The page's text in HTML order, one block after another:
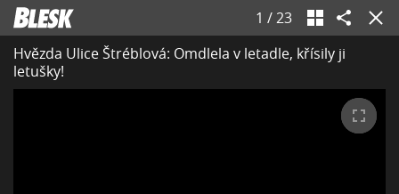
1 /23
Hvězda Ulice Štréblová: Omdlela v letadle, křísily ji
letušky!